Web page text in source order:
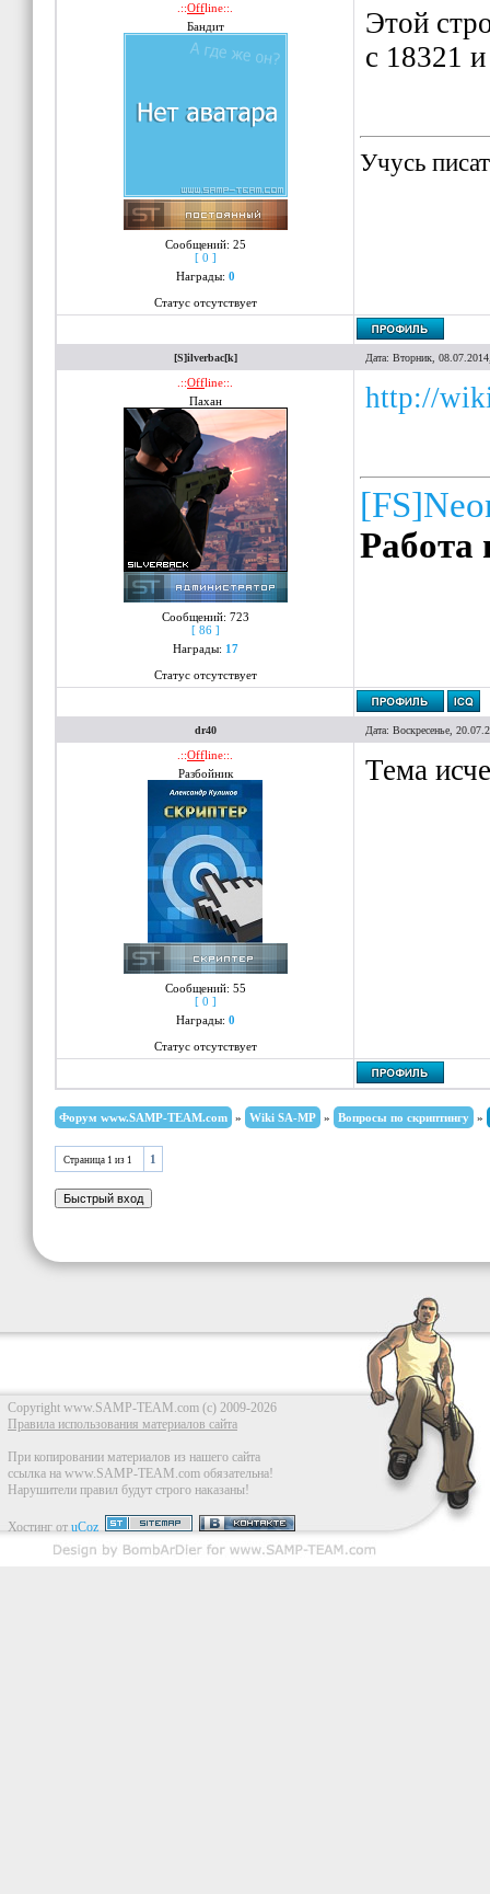
.::Offline::.
Бандит
Сообщений: 25
[ 0 ]
Награды: 0
Статус отсутствует
Этой
с 18321
Учусь
[S]ilverbac[k] Дата: Вторник,
.::Offline::.
Пахан
Сообщений: 723
[ 86 ]
Награды: 17
Статус отсутствует
http://
Работа
dr40 Дата: Воскресенье,
.::Offline::.
Разбойник
Сообщений: 55
[ 0 ]
Награды: 0
Статус отсутствует
Тема
Форум www.SAMP-TEAM.com » Wiki SA-MP » Вопросы по скриптингу »
Страница 1 из 1 1
Copyright www.SAMP-TEAM.com (c) 2009-2026
Правила использования материалов сайта
При копировании материалов из нашего сайта
ссылка на www.SAMP-TEAM.com обязательна!
Нарушители правил будут строго наказаны!
Хостинг от uCoz